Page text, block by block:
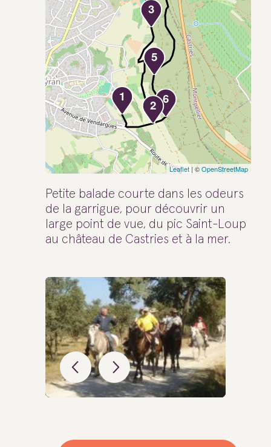
1
2
3
5
6
Leaflet | ©OpenStreetMap
Petite balade courte dans les odeurs
de la garrigue, pour découvrir un
large point de vue, du pic Saint-Loup
au château de Castries et à la mer.